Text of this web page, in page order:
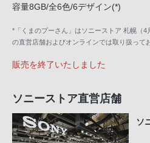
容量8GB/全6色/6デザイン(*)
*「くまのプーさん」はソニーストア 札幌（
の直営店舗およびオンラインでは取り扱って
販売を終了いたしました
ソニーストア直営店舗
ソ